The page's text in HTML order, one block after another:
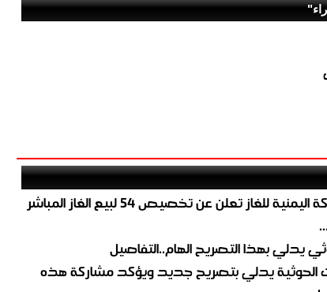
عاجل..الشركة اليمنية للغاز تعلن عن تخصيص 54 لبيع الغاز المباشر
يدلي بهذا التصريح الهام..التفاصيل
الحوثية يدلي بتصريح جديد ويؤكد مشاركة هذه